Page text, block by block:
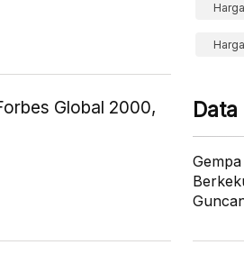
Global 2000,